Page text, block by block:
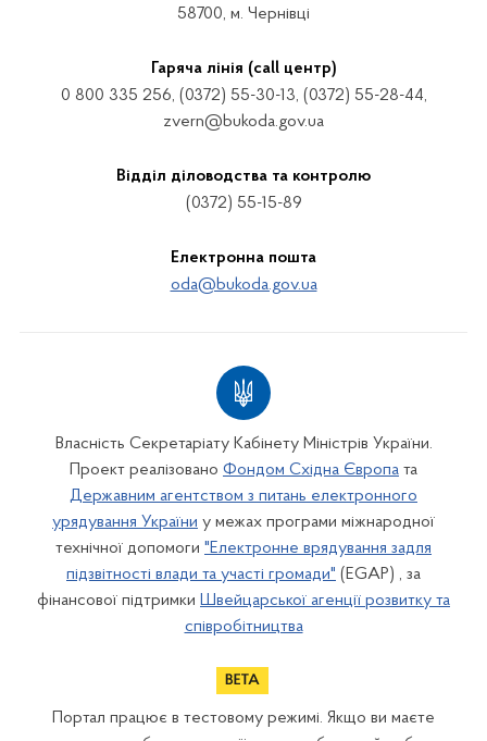
58700, м. Чернівці
Гаряча лінія (call центр)
0 800 335 256, (0372) 55-30-13, (0372) 55-28-44,
zvern@bukoda.gov.ua
Відділ діловодства та контролю
(0372) 55-15-89
Електронна пошта
oda@bukoda.gov.ua
Власність Секретаріату Кабінету Міністрів України.
Проект реалізовано Фондом Східна Європа та
Державним агентством з питань електронного
урядування України у межах програми міжнародної
технічної допомоги "Електронне врядування задля
підзвітності влади та участі громади" (EGAP) , за
фінансової підтримки Швейцарської агенції розвитку та
співробітництва
Портал працює в тестовому режимі. Якщо ви маєте